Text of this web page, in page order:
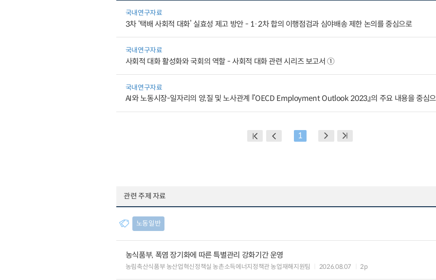
국내연구자료
3차 ‘택배 사회적 대화’ 실효성 제고 방안 - 1·2차 합의 이행점검과 심야배송 제한 논의를 중심으로
국내연구자료
사회적 대화 활성화와 국회의 역할 - 사회적 대화 관련 시리즈 보고서 ①
국내연구자료
AI와 노동시장-일자리의 양,질 및 노사관계 『OECD Employment Outlook 2023』의 주요 내용을 중심
1
관련 주제 자료
노동일반
농식품부, 폭염 장기화에 따른 특별관리 강화기간 운영
농림축산식품부 농산업혁신정책실 농촌소득에너지정책관 농업재해지원팀 2026.08.07 2p